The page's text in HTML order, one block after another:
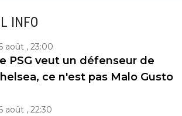
INFO
août , 23:00
PSG veut un défenseur de
ce n'est pas Malo Gusto
août , 22:30